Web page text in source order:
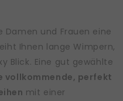
Damen und Frauen eine
Ihnen lange Wimpern,
Blick. Eine gut gewählte
vollkommende, perfekt
mit einer